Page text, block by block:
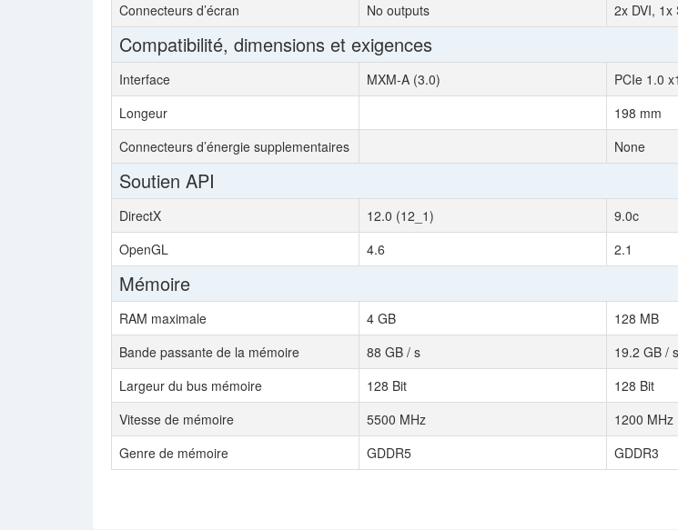
Connecteurs d’écran No outputs 2x DVI, 1x
Compatibilité, dimensions et exigences
Interface MXM-A (3.0)
PCIe 1.0
Longeur
198 mm
Connecteurs d’énergie supplementaires
None
Soutien API
DirectX 12.0 (12_1)
9.0c
OpenGL
4.6 2.1
Mémoire
RAM maximale 4 GB
128 MB
Bande passante de la mémoire
88 GB / s
19.2 GB / s
Largeur du bus mémoire
128 Bit
128 Bit
Vitesse de mémoire
5500 MHz
1200 MHz
Genre de mémoire
GDDR5 GDDR3